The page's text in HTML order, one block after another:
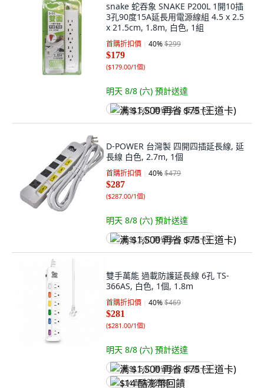
snake 蛇吞象 SNAKE P200L 1開10插
3孔90度15A延長用電源線組 4.5 x 2.5
x 21.5cm, 1.8m, 白色, 1組
首購折扣價 40%$299
$179
($179.00/1個)
明天 8/8 (六) 預計送達
满 $1,500 再省 $75 (王道卡)
D-POWER 台灣製 四開四插延長線, 延
長線 白色, 2.7m, 1個
首購折扣價 40%$479
$287
($287.00/1個)
明天 8/8 (六) 預計送達
满 $1,500 再省 $75 (王道卡)
雙手萬能 過載防護延長線 6孔 TS-
366AS, 白色, 1個, 1.8m
首購折扣價 40%$469
$281
($281.00/1個)
明天 8/8 (六) 預計送達
满 $1,500 再省 $75 (王道卡)
$14 酷澎幣回饋